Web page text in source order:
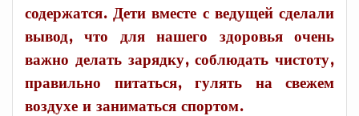
содержатся. Дети вместе с ведущей сделали
вывод, что для нашего здоровья очень
важно делать зарядку, соблюдать чистоту,
правильно питаться, гулять на свежем
воздухе и заниматься спортом.